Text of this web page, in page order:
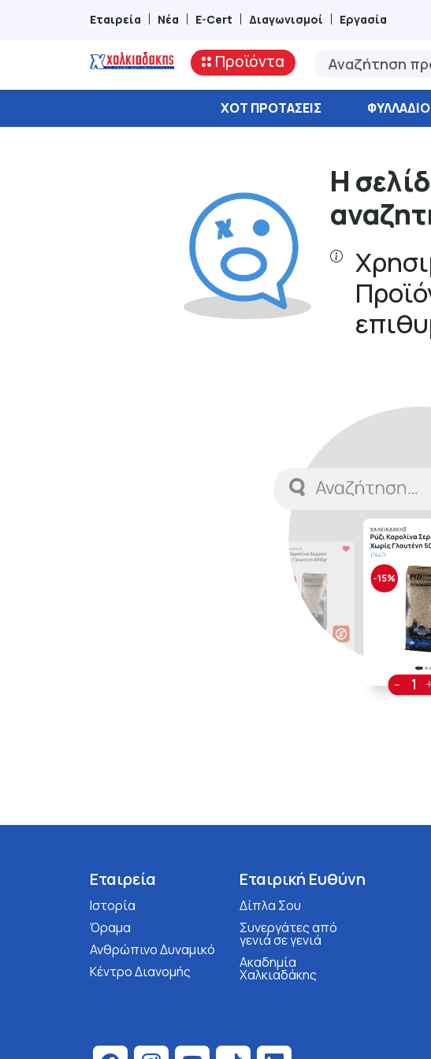
Εταιρεία Νέα E-Cert Διαγωνισμοί Εργασία
Προϊόντα
ΧΟΤ ΠΡΟΤΆΣΕΙΣ ΦΥΛΛΆΔΙΟ
Η
Εταιρεία
Ιστορία
Όραμα
Ανθρώπινο Δυναμικό
Κέντρο Διανομής
Εταιρική Ευθύνη
Δίπλα Σου
Συνεργάτες από
γενιά σε γενιά
Ακαδημία
Χαλκιαδάκης